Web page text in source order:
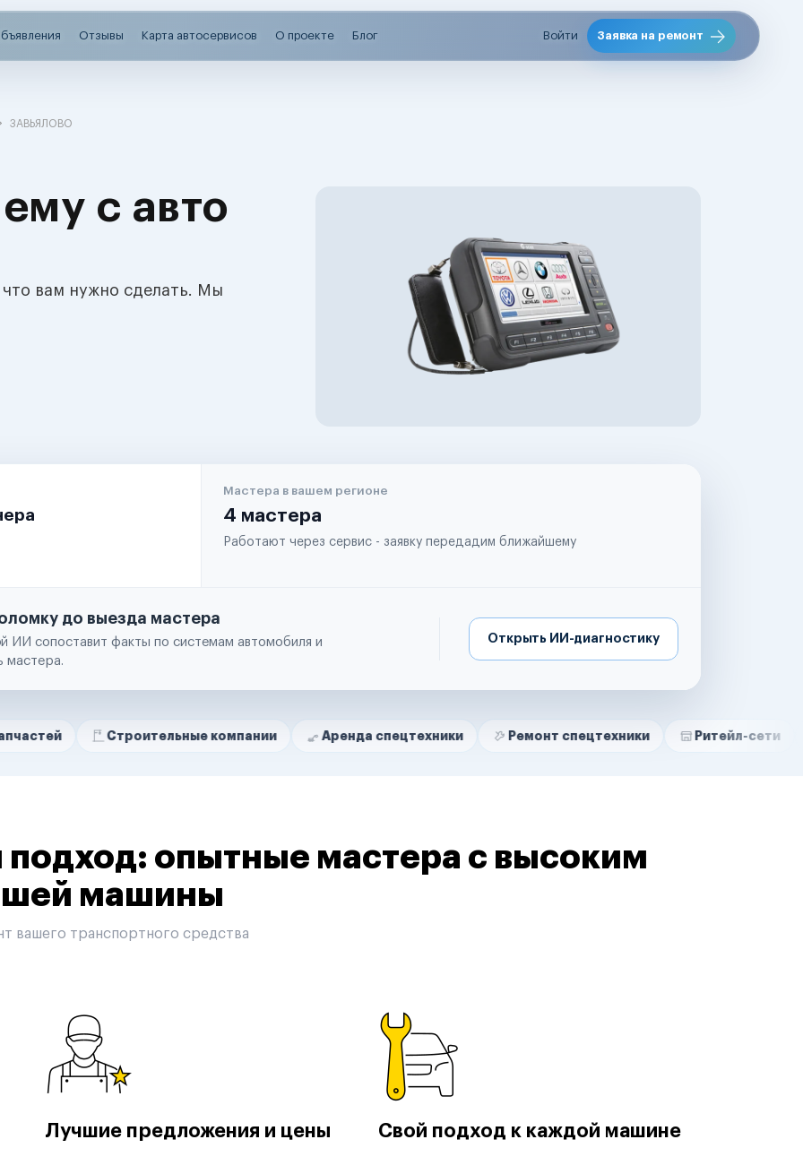
Отзывы Карта автосервисов О проекте Блог Войти Заявка на ремонт
ЗАВЬЯЛОВО
с авто
вам нужно сделать. Мы
Мастера в вашем регионе
4 мастера
Работают через сервис - заявку передадим ближайшему
до выезда мастера
ИИ сопоставит факты по системам автомобиля и
мастера.
Открыть ИИ-диагностику
Строительные компании Аренда спецтехники Ремонт спецтехники Ритейл-сети
опытные мастера с высоким
машины
вашего транспортного средства
Лучшие предложения и цены Свой подход к каждой машине